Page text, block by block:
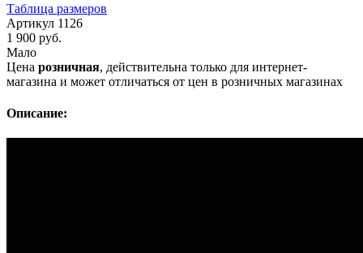
Таблица размеров
Артикул 1126
1 900 руб.
Мало
Цена розничная, действительна только для интернет-
магазина и может отличаться от цен в розничных магазинах
Описание: